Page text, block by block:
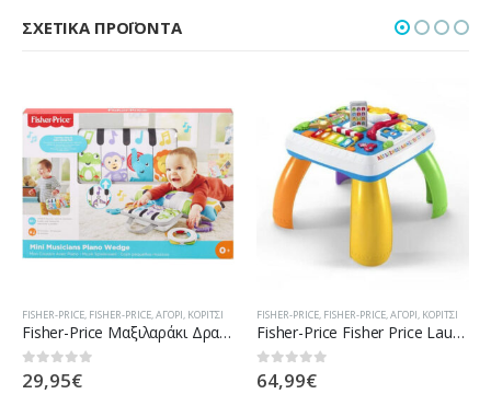
ΣΧΕΤΙΚΆ ΠΡΟΪΌΝΤΑ
FISHER-PRICE, FISHER-PRICE,ΑΓΌΡΙ, ΚΟΡΊΤΣΙ
Fisher-Price Μαξιλαράκι Δραστηριοτήτων Με Φορητό Πιανάκι GJD27
0out of 5
29,95€
FISHER-PRICE, FISHER-PRICE,ΑΓΌΡΙ, ΚΟΡΊΤΣΙ
Fisher-Price Fisher Price Laugh And Learn Εκπαιδευτικό Τραπέζι DRH43
0out of 5
64,99€